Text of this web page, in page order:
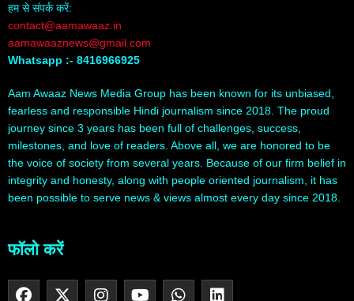
हम से संपर्क करें:
contact@aamawaaz.in
aamawaaznews@gmail.com
Whatsapp :- 8416966925
Aam Awaaz News Media Group has been known for its unbiased,
fearless and responsible Hindi journalism since 2018. The proud
journey since 3 years has been full of challenges, success,
milestones, and love of readers. Above all, we are honored to be
the voice of society from several years. Because of our firm belief in
integrity and honesty, along with people oriented journalism, it has
been possible to serve news & views almost every day since 2018.
फॉलो करें